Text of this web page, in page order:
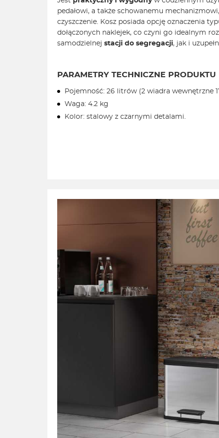
pedałowi, a także schowanemu
czyszczenie. Kosz posiada opcję oznaczenia
dołączonych naklejek, co czyni go idealnym
samodzielnej stacji do segregacji, jak i
PARAMETRY TECHNICZNE PRODUKTU
Pojemność: 26 litrów (2 wiadra wewnętrzne
Waga: 4.2 kg
Kolor: stalowy z czarnymi detalami.